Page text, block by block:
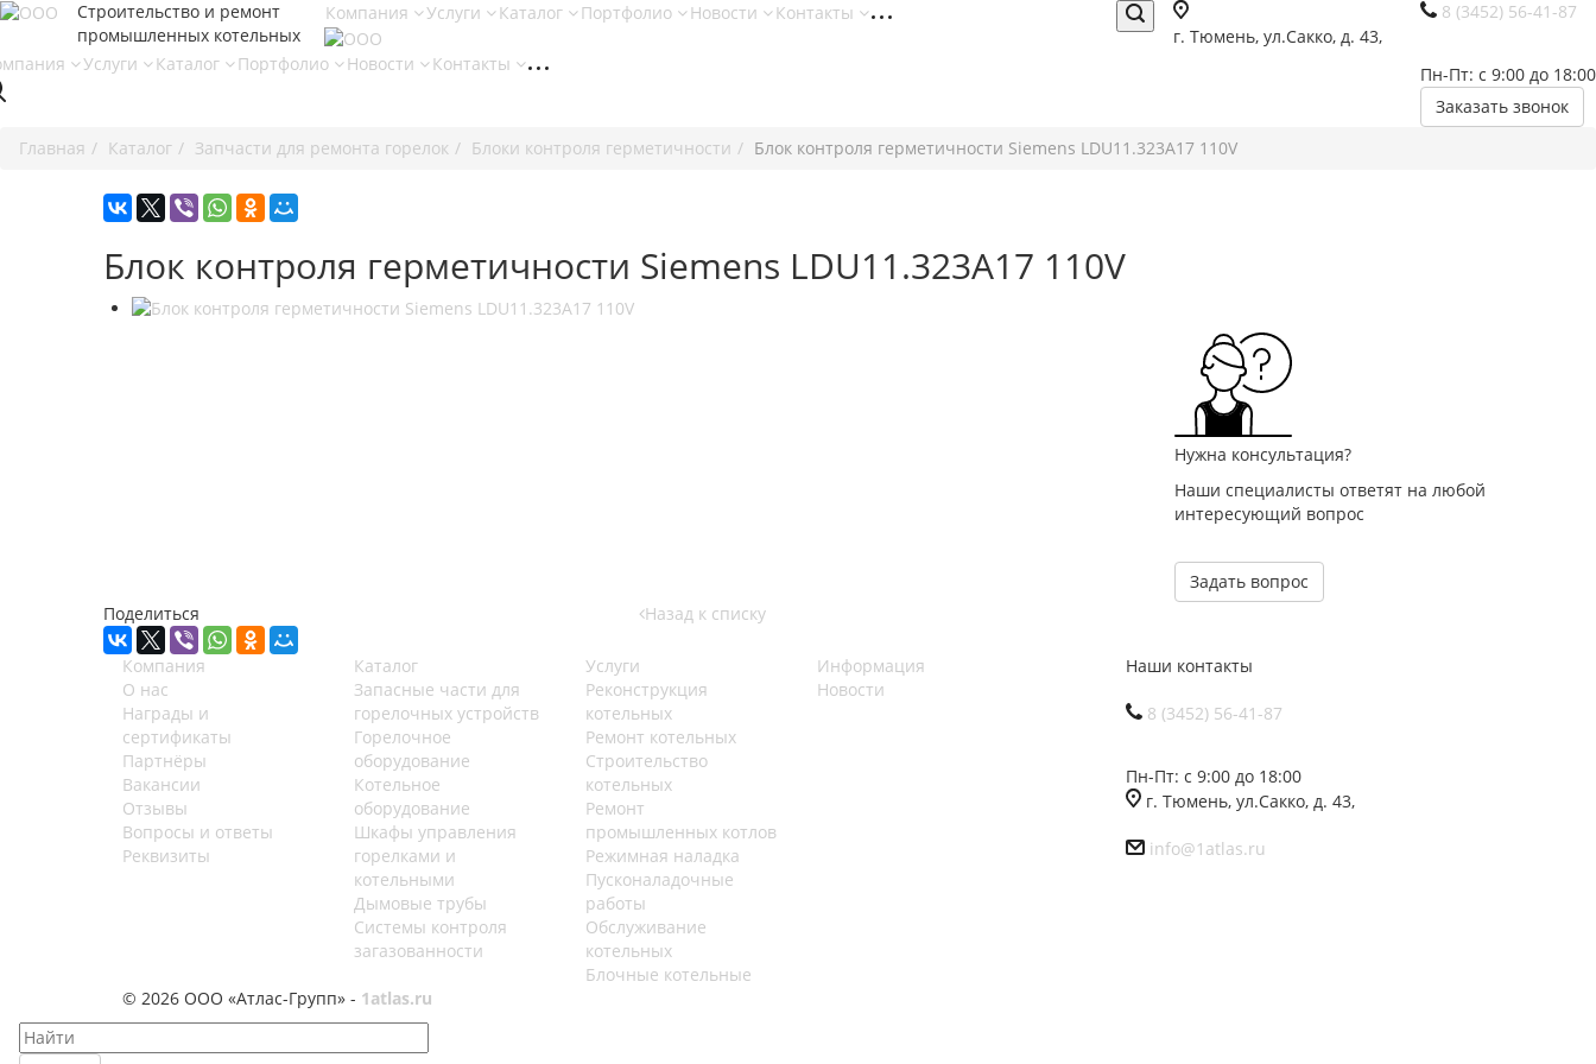
Строительство и ремонт
промышленных котельных
8 (3452) 56-41-87
Пн-Пт: с 9:00 до 18:00
Заказать звонок
г. Тюмень, ул.Сакко, д. 43,
Компания Услуги Каталог Портфолио Новости Контакты
Услуги Каталог Портфолио Новости Контакты
Главная Каталог Запчасти для ремонта горелок Блоки контроля герметичности Блок контроля герметичности Siemens LDU11.323A17 110V
Блок контроля герметичности Siemens LDU11.323A17 110V
Нужна консультация?
Наши специалисты ответят на любой
интересующий вопрос
Задать вопрос
Поделиться
Назад к списку
Компания
О нас
Награды и
сертификаты
Партнёры
Вакансии
Отзывы
Вопросы и ответы
Реквизиты
Каталог
Запасные части для
горелочных устройств
Горелочное
оборудование
Котельное
оборудование
Шкафы управления
горелками и
котельными
Дымовые трубы
Системы контроля
загазованности
Услуги
Реконструкция
котельных
Ремонт котельных
Строительство
котельных
Ремонт
промышленных котлов
Режимная наладка
Пусконаладочные
работы
Обслуживание
котельных
Блочные котельные
Информация
Новости
Наши контакты
8 (3452) 56-41-87
Пн-Пт: с 9:00 до 18:00
г. Тюмень, ул.Сакко, д. 43,
info@1atlas.ru
© 2026 ООО «Атлас-Групп» - 1atlas.ru